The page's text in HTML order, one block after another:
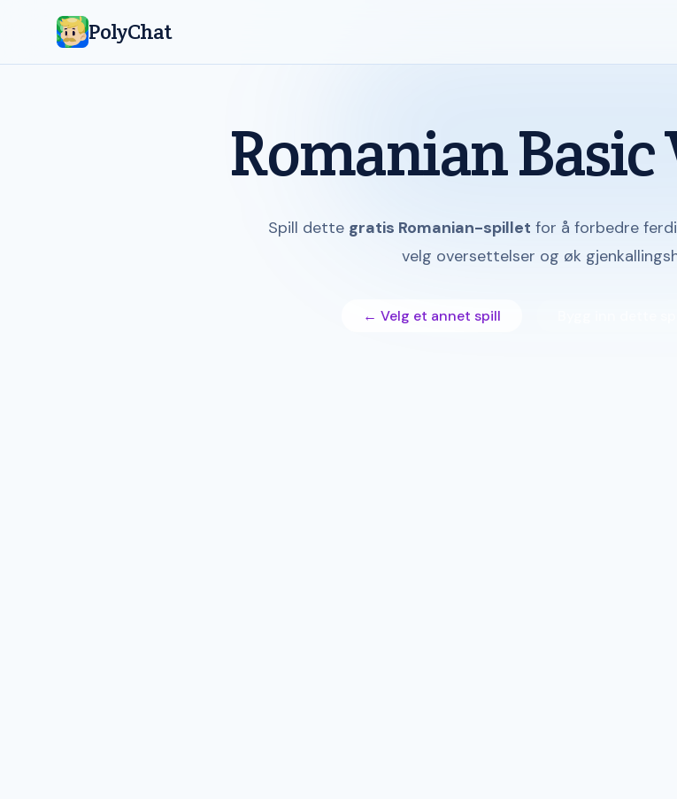
PolyChat
Romanian
Spill dette gratis Romanian-spillet for å forbedre
velg oversettelser og øk
← Velg et annet spill